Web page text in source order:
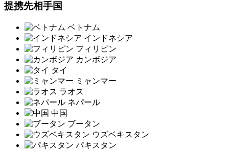
提携先相手国
ベトナム
インドネシア
フィリピン
カンボジア
タイ
ミャンマー
ラオス
ネパール
中国
ブータン
ウズベキスタン
パキスタン